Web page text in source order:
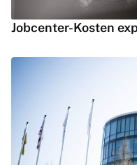
Jobcenter-Kosten